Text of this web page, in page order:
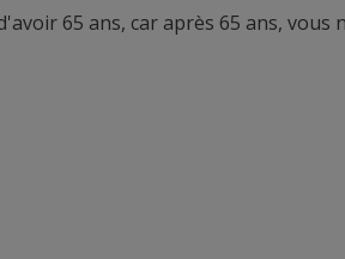
65 ans, car après 65 ans,